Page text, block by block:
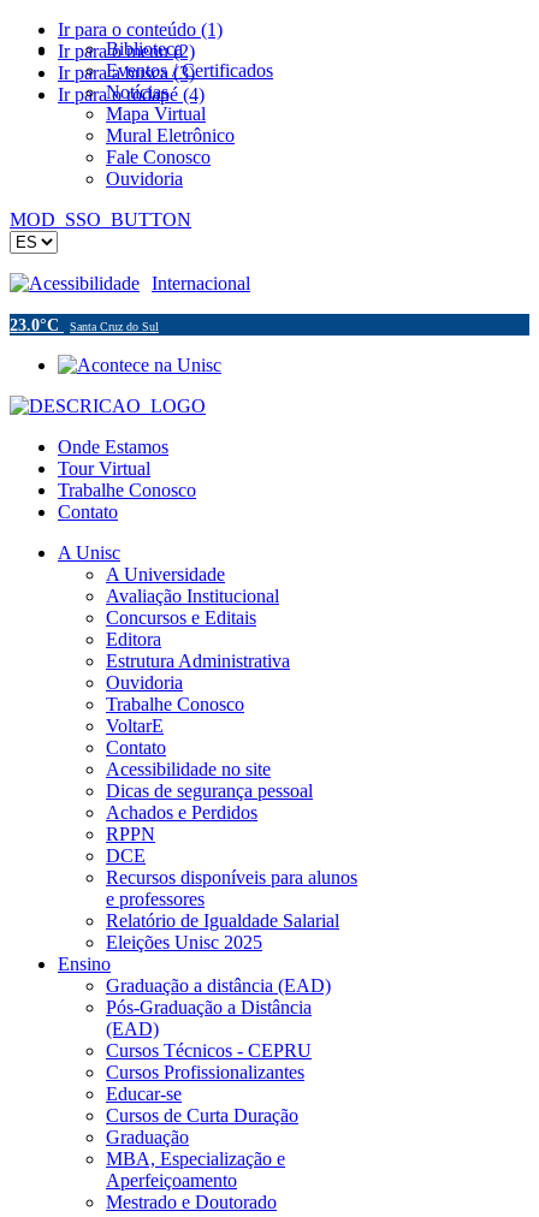
Ir para o conteúdo (1)
Ir para o menu (2)
Ir para a busca (3)
Ir para o rodapé (4)
Biblioteca
Eventos / Certificados
Notícias
Mapa Virtual
Mural Eletrônico
Fale Conosco
Ouvidoria
MOD_SSO_BUTTON
Acessibilidade Internacional
23.0°C Santa Cruz do Sul
Onde Estamos
Tour Virtual
Trabalhe Conosco
Contato
A Unisc
A Universidade
Avaliação Institucional
Concursos e Editais
Editora
Estrutura Administrativa
Ouvidoria
Trabalhe Conosco
VoltarE
Contato
Acessibilidade no site
Dicas de segurança pessoal
Achados e Perdidos
RPPN
DCE
Recursos disponíveis para alunos
e professores
Relatório de Igualdade Salarial
Eleições Unisc 2025
Ensino
Graduação a distância (EAD)
Pós-Graduação a Distância
(EAD)
Cursos Técnicos - CEPRU
Cursos Profissionalizantes
Educar-se
Cursos de Curta Duração
Graduação
MBA, Especialização e
Aperfeiçoamento
Mestrado e Doutorado